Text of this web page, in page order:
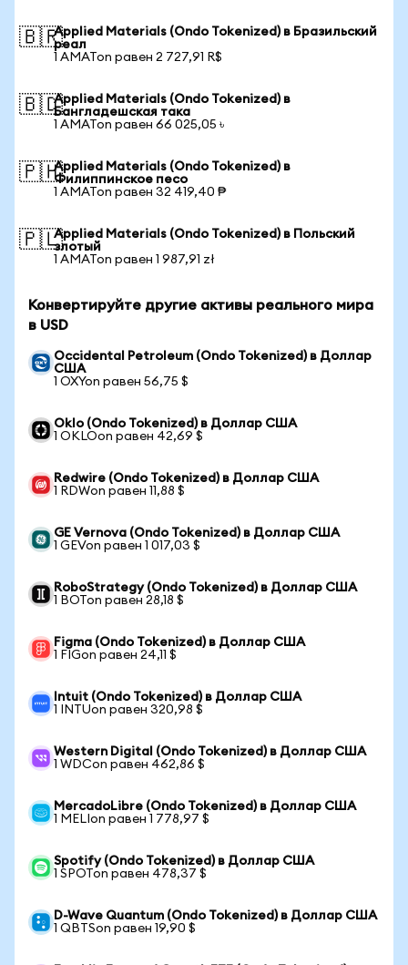
🇧🇷Applied Materials (Ondo Tokenized) в Бразильский
реал
1 AMATon равен 2 727,91 R$
🇧🇩Applied Materials (Ondo Tokenized) в
Бангладешская така
1 AMATon равен 66 025,05 ৳
🇵🇭Applied Materials (Ondo Tokenized) в
Филиппинское песо
1 AMATon равен 32 419,40 ₱
🇵🇱Applied Materials (Ondo Tokenized) в Польский
злотый
1 AMATon равен 1 987,91 zł
Конвертируйте другие активы реального мира
в USD
Occidental Petroleum (Ondo Tokenized) в Доллар
США
1 OXYon равен 56,75 $
Oklo (Ondo Tokenized) в Доллар США
1 OKLOon равен 42,69 $
Redwire (Ondo Tokenized) в Доллар США
1 RDWon равен 11,88 $
GE Vernova (Ondo Tokenized) в Доллар США
1 GEVon равен 1 017,03 $
RoboStrategy (Ondo Tokenized) в Доллар США
1 BOTon равен 28,18 $
Figma (Ondo Tokenized) в Доллар США
1 FIGon равен 24,11 $
Intuit (Ondo Tokenized) в Доллар США
1 INTUon равен 320,98 $
Western Digital (Ondo Tokenized) в Доллар США
1 WDCon равен 462,86 $
MercadoLibre (Ondo Tokenized) в Доллар США
1 MELIon равен 1 778,97 $
Spotify (Ondo Tokenized) в Доллар США
1 SPOTon равен 478,37 $
D-Wave Quantum (Ondo Tokenized) в Доллар США
1 QBTSon равен 19,90 $